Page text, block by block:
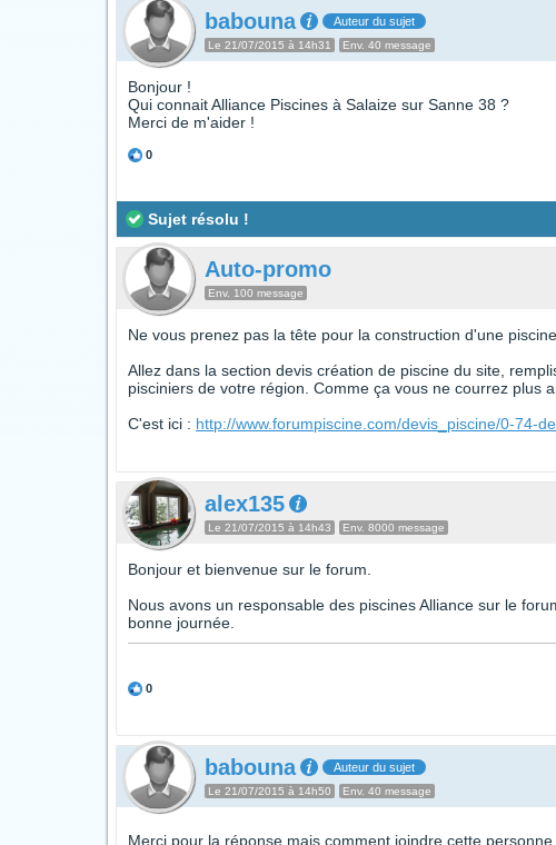
babouna Auteur du sujet
Le 21/07/2015 à 14h31 Env. 40 message
Bonjour !
Qui connait Alliance Piscines à Salaize sur Sanne 38 ?
Merci de m'aider !
0
Sujet résolu !
Auto-promo
Env. 100 message
Ne vous prenez pas la tête pour la construction d'une
Allez dans la section devis création de piscine du site,
pisciniers de votre région. Comme ça vous ne courrez plus
C'est ici : http://www.forumpiscine.com/devis_piscine/0-74-
alex135
Le 21/07/2015 à 14h43 Env. 8000 message
Bonjour et bienvenue sur le forum.
Nous avons un responsable des piscines Alliance sur le
bonne journée.
0
babouna Auteur du sujet
Le 21/07/2015 à 14h50 Env. 40 message
Merci pour la réponse,mais comment joindre cette personne